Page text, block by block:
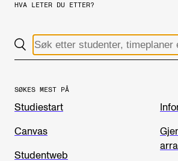
Eksamen, arbeidskrav og vitnemål
Studiekalender
Tilrettelegging og fritak
Timeplaner og undervisning
Valgemner
HVA LETER DU ETTER?
SØKES MEST PÅ
Studiestart
Canvas
Studentweb